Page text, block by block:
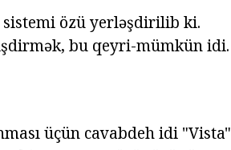
sistemi özü yerləşdirilib ki.
bu qeyri-mümkün idi.
üçün cavabdeh idi "Vista"